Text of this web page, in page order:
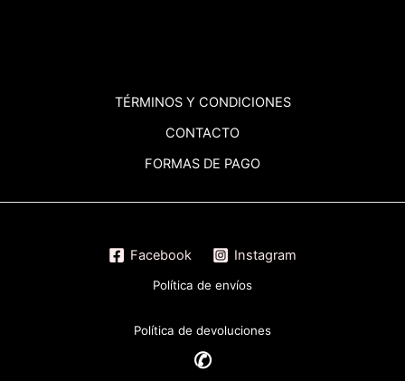
TÉRMINOS Y CONDICIONES
CONTACTO
FORMAS DE PAGO
Facebook Instagram
Política de envíos
Política de devoluciones
✆